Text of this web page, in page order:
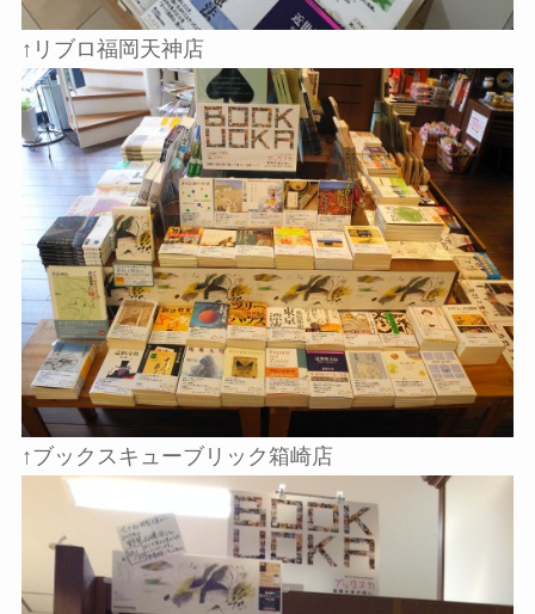
↑リブロ福岡天神店
↑ブックスキューブリック箱崎店